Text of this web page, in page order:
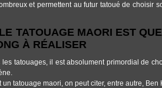
et permettent au futur tatoué de choisir
TATOUAGE MAORI EST
À RÉALISER
tatouages, il est absolument primordial de
tatouage maori, on peut citer, entre autre, Ben